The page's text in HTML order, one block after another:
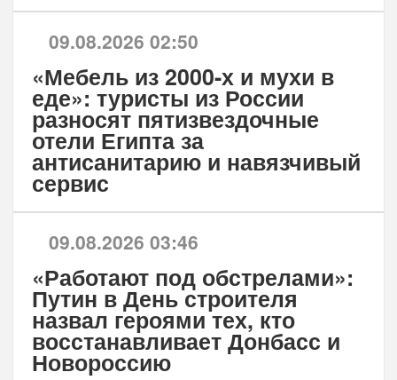
09.08.2026 02:50
«Мебель из 2000-х и мухи в
еде»: туристы из России
разносят пятизвездочные
отели Египта за
антисанитарию и навязчивый
сервис
09.08.2026 03:46
«Работают под обстрелами»:
Путин в День строителя
назвал героями тех, кто
восстанавливает Донбасс и
Новороссию